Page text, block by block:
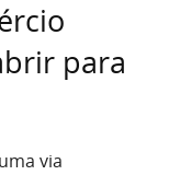
para
via